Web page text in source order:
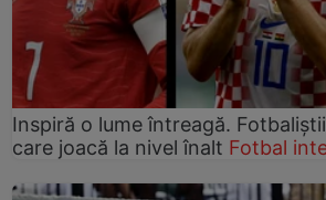
Inspiră o lume întreagă.
care joacă la nivel înalt Fotbal